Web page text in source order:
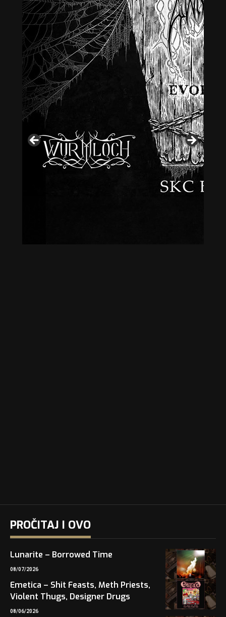
PROČITAJ I OVO
Lunarite – Borrowed Time
08/07/2026
Emetica – Shit Feasts, Meth Priests,
Violent Thugs, Designer Drugs
08/06/2026